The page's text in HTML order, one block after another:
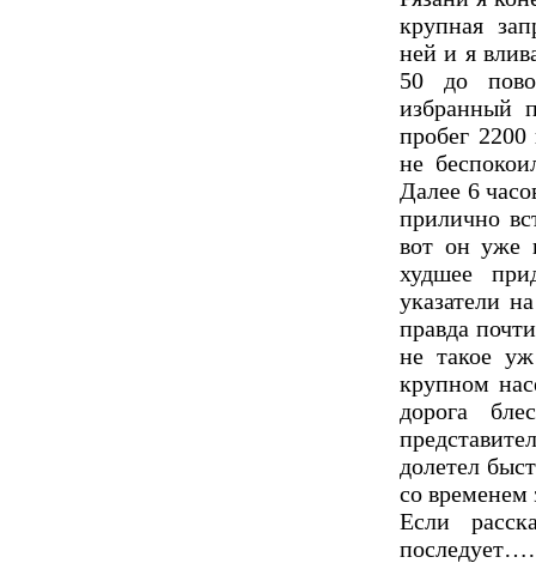
крупная
ней и я
50 до
избранный
пробег
не
Далее 6
прилично
вот он уже
худшее
указатели
правда
не такое
крупном
дорога
долетел
со временем
Если